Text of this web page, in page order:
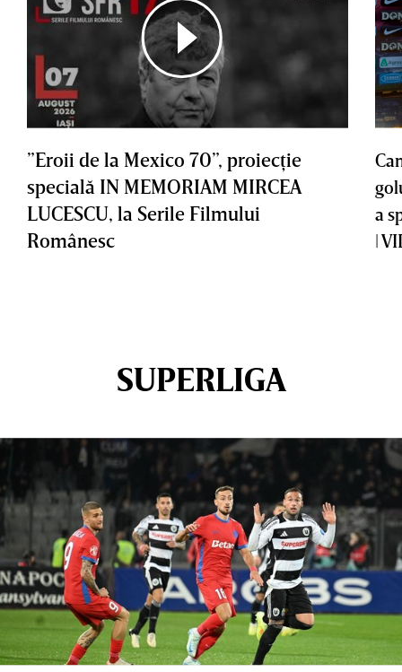
”Eroii de la Mexico 70”, proiecţie
specială IN MEMORIAM MIRCEA
LUCESCU, la Serile Filmului
Românesc
a
|
SUPERLIGA